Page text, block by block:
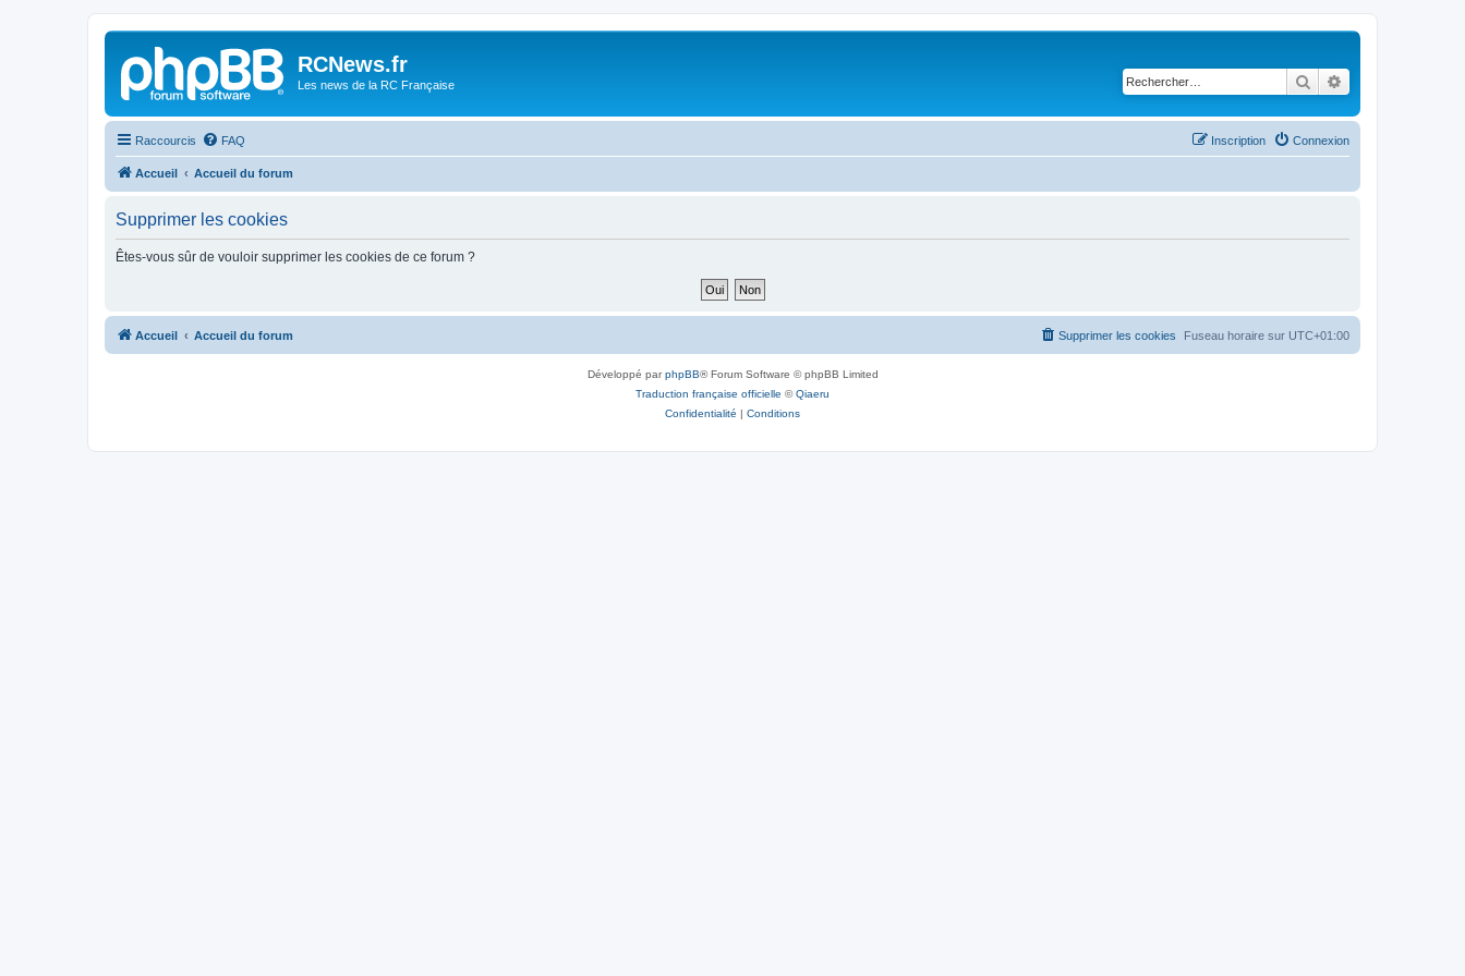
RCNews.fr
Les news de la RC Française Rechercher
Raccourcis FAQ Connexion
Inscription
Accueil Accueil du forum
Supprimer les cookies
Êtes-vous sûr de vouloir supprimer les cookies de ce forum ?
Accueil Accueil du forum Fuseau horaire sur UTC+01:00
Supprimer les cookies
Développé parphpBB® Forum Software © phpBB Limited
Traduction française officielle ©Qiaeru
Confidentialité | Conditions